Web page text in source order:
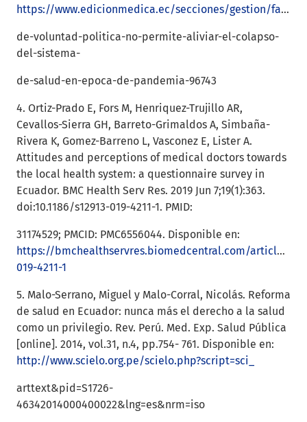
https://www.edicionmedica.ec/secciones/gestion/falta-
de-voluntad-politica-no-permite-aliviar-el-colapso-
del-sistema-
de-salud-en-epoca-de-pandemia-96743
4. Ortiz-Prado E, Fors M, Henriquez-Trujillo AR,
Cevallos-Sierra GH, Barreto-Grimaldos A, Simbaña-
Rivera K, Gomez-Barreno L, Vasconez E, Lister A.
Attitudes and perceptions of medical doctors towards
the local health system: a questionnaire survey in
Ecuador. BMC Health Serv Res. 2019 Jun 7;19(1):363.
doi:10.1186/s12913-019-4211-1. PMID:
31174529; PMCID: PMC6556044. Disponible en:
https://bmchealthservres.biomedcentral.com/articles/
019-4211-1
5. Malo-Serrano, Miguel y Malo-Corral, Nicolás. Reforma
de salud en Ecuador: nunca más el derecho a la salud
como un privilegio. Rev. Perú. Med. Exp. Salud Pública
[online]. 2014, vol.31, n.4, pp.754- 761. Disponible en:
http://www.scielo.org.pe/scielo.php?script=sci_
arttext&pid=S1726-
46342014000400022&lng=es&nrm=iso